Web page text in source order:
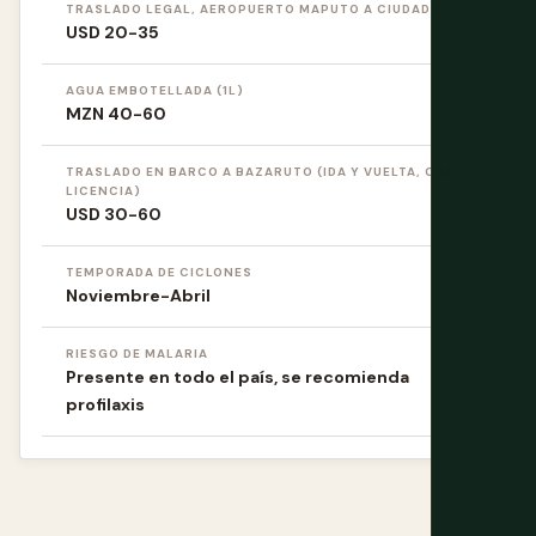
TRASLADO LEGAL, AEROPUERTO MAPUTO A CIUDAD
USD 20-35
AGUA EMBOTELLADA (1L)
MZN 40-60
TRASLADO EN BARCO A BAZARUTO (IDA Y VUELTA, CON
LICENCIA)
USD 30-60
TEMPORADA DE CICLONES
Noviembre-Abril
RIESGO DE MALARIA
Presente en todo el país, se recomienda
profilaxis